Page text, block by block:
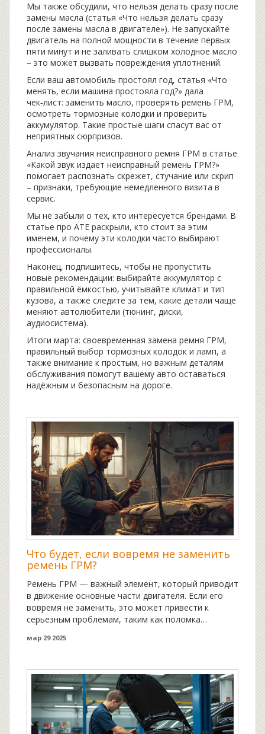
Мы также обсудили, что нельзя делать сразу после
замены масла (статья «Что нельзя делать сразу
после замены масла в двигателе»). Не запускайте
двигатель на полной мощности в течение первых
пяти минут и не заливать слишком холодное масло
– это может вызвать повреждения уплотнений.
Если ваш автомобиль простоял год, статья «Что
менять, если машина простояла год?» дала
чек‑лист: заменить масло, проверять ремень ГРМ,
осмотреть тормозные колодки и проверить
аккумулятор. Такие простые шаги спасут вас от
неприятных сюрпризов.
Анализ звучания неисправного ремня ГРМ в статье
«Какой звук издает неисправный ремень ГРМ?»
помогает распознать скрежет, стучание или скрип
– признаки, требующие немедленного визита в
сервис.
Мы не забыли о тех, кто интересуется брендами. В
статье про ATE раскрыли, кто стоит за этим
именем, и почему эти колодки часто выбирают
профессионалы.
Наконец, подпишитесь, чтобы не пропустить
новые рекомендации: выбирайте аккумулятор с
правильной ёмкостью, учитывайте климат и тип
кузова, а также следите за тем, какие детали чаще
меняют автолюбители (тюнинг, диски,
аудиосистема).
Итоги марта: своевременная замена ремня ГРМ,
правильный выбор тормозных колодок и ламп, а
также внимание к простым, но важным деталям
обслуживания помогут вашему авто оставаться
надёжным и безопасным на дороге.
Что будет, если вовремя не заменить
ремень ГРМ?
Ремень ГРМ — важный элемент, который приводит
в движение основные части двигателя. Если его
вовремя не заменить, это может привести к
серьезным проблемам, таким как поломка
ремня так важна, какие последствия могут быть
замену. Узнайте также советы по выбору и
установке ремня.
мар 29 2025